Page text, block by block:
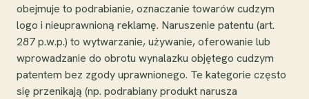
obejmuje to podrabianie, oznaczanie towarów cudzym
logo i nieuprawnioną reklamę. Naruszenie patentu (art.
287 p.w.p.) to wytwarzanie, używanie, oferowanie lub
wprowadzanie do obrotu wynalazku objętego cudzym
patentem bez zgody uprawnionego. Te kategorie często
się przenikają (np. podrabiany produkt narusza